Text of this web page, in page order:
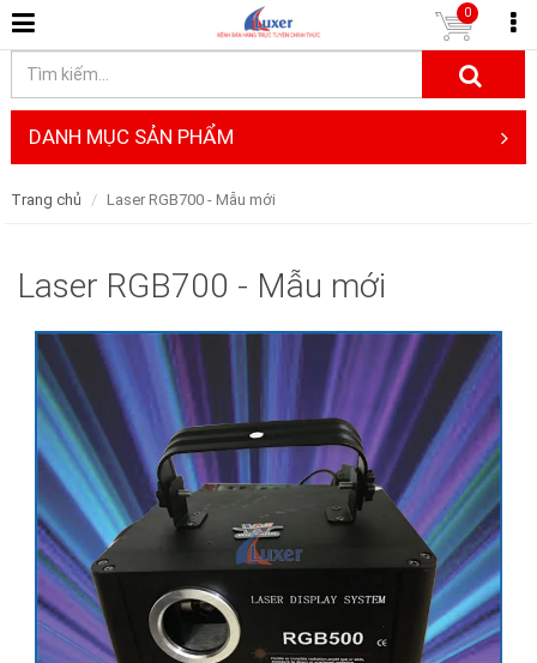
0
DANH MỤC SẢN PHẨM
Trang chủ Laser RGB700 - Mẫu mới
Laser RGB700 - Mẫu mới